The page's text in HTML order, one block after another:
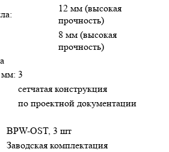
12 мм (высокая
прочность)
8 мм (высокая
прочность)
мм: 3
сетчатая конструкция
по проектной документации
BPW-OST, 3 шт
Заводская комплектация